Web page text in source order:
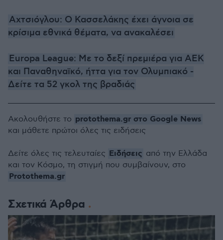
Αχτσιόγλου: Ο Κασσελάκης έχει άγνοια σε
κρίσιμα εθνικά θέματα, να ανακαλέσει
Europa League: Με το δεξί πρεμιέρα για ΑΕΚ
και Παναθηναϊκό, ήττα για τον Ολυμπιακό -
Δείτε τα 52 γκολ της βραδιάς
Σχετικά Άρθρα
Ακολουθήστε το protothema.gr στο Google News
και μάθετε πρώτοι όλες τις ειδήσεις
Δείτε όλες τις τελευταίες Ειδήσεις από την Ελλάδα
και τον Κόσμο, τη στιγμή που συμβαίνουν, στο
Protothema.gr